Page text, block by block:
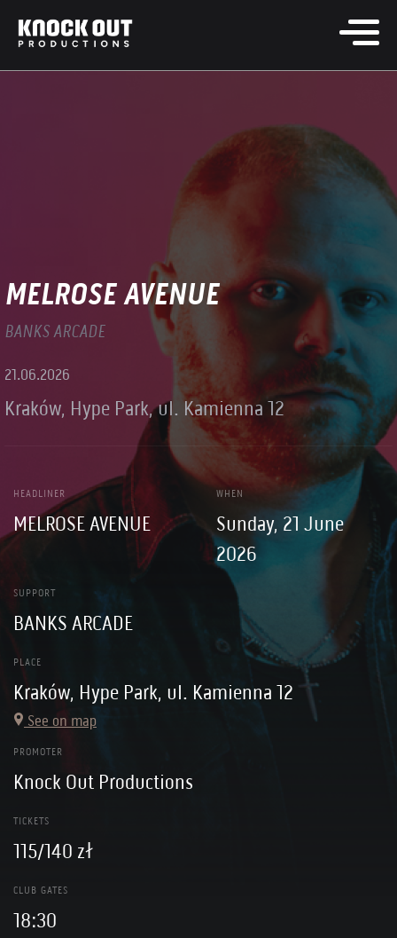
MELROSE AVENUE
BANKS ARCADE
21.06.2026
Kraków, Hype Park, ul. Kamienna 12
HEADLINER
MELROSE AVENUE
WHEN
Sunday, 21 June
2026
SUPPORT
BANKS ARCADE
PLACE
Kraków, Hype Park, ul. Kamienna 12
See on map
PROMOTER
Knock Out Productions
TICKETS
115/140 zł
CLUB GATES
18:30